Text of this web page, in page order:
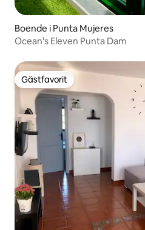
Boende i Punta Mujeres
Ocean's Eleven Punta Dam
Gästfavorit
Gästfavorit